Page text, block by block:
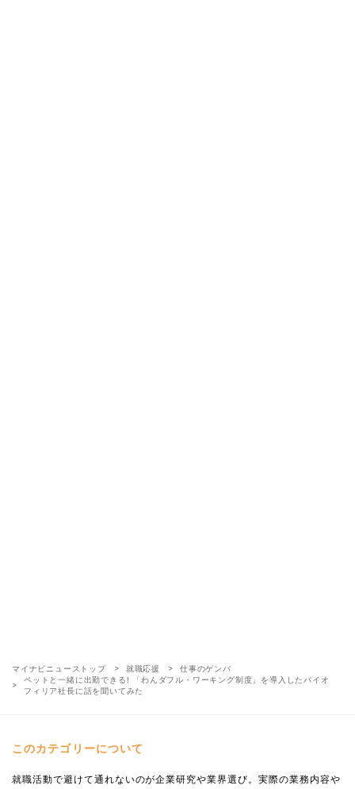
マイナビニューストップ 就職応援
仕事のゲンバ
ペットと一緒に出勤できる! 「わんダフル・ワーキング制度」を導入したバイオ
フィリア社長に話を聞いてみた
このカテゴリーについて
就職活動で避けて通れないのが企業研究や業界選び。実際の業務内容や